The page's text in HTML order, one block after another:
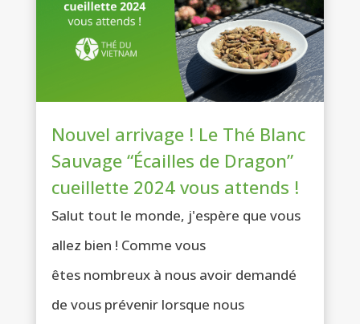
Nouvel arrivage ! Le Thé Blanc
Sauvage “Écailles de Dragon”
cueillette 2024 vous attends !
Salut tout le monde, j'espère que vous
allez bien ! Comme vous
êtes nombreux à nous avoir demandé
de vous prévenir lorsque nous